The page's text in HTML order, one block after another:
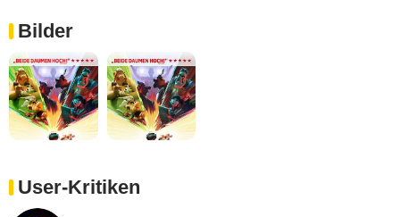
Bilder
User-Kritiken